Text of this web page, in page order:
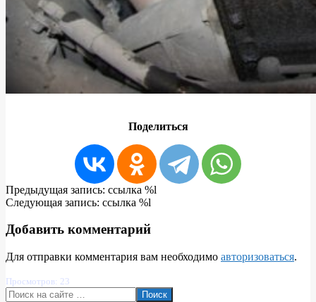
Поделиться
2015-
07-
Предыдущая запись: ссылка %l
Следующая запись: ссылка %l
Добавить комментарий
Для отправки комментария вам необходимо авторизоваться.
Просмотров: 23
Поиск